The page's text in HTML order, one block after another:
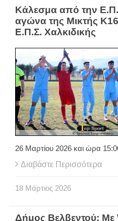
Κάλεσμα από την
αγώνα της Μικτής
Ε.Π.Σ. Χαλκιδικής
26 Μαρτίου 2026 και ώρα
Διαβάστε Περισσότερα
18 Μάρτιος 2026
Δήμος Βελβεντού: Με